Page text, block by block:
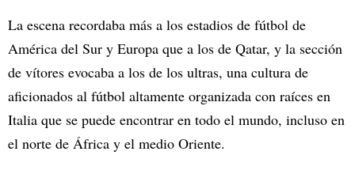
La escena recordaba más a los estadios de fútbol de
América del Sur y Europa que a los de Qatar, y la sección
de vítores evocaba a los de los ultras, una cultura de
aficionados al fútbol altamente organizada con raíces en
Italia que se puede encontrar en todo el mundo, incluso en
el norte de África y el medio Oriente.